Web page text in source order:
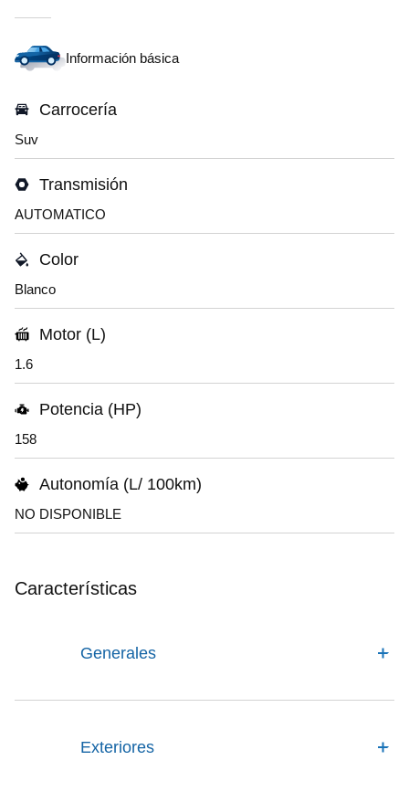
Información básica
Carrocería
Suv
Transmisión
AUTOMATICO
Color
Blanco
Motor (L)
1.6
Potencia (HP)
158
Autonomía (L/ 100km)
NO DISPONIBLE
Características
Generales
Exteriores